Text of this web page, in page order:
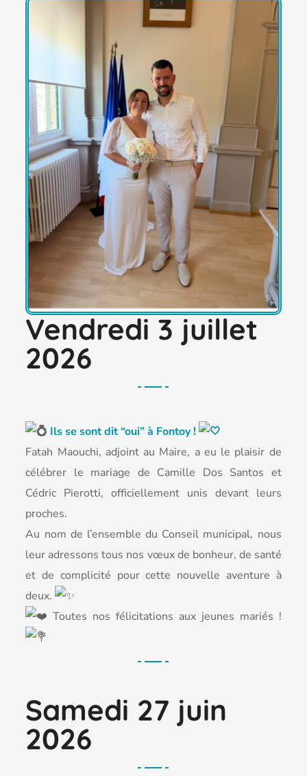
Vendredi 3 juillet
2026
Ils se sont dit “oui” à Fontoy !
Fatah Maouchi, adjoint au Maire, a eu le plaisir de
célébrer le mariage de Camille Dos Santos et
Cédric Pierotti, officiellement unis devant leurs
proches.
Au nom de l’ensemble du Conseil municipal, nous
leur adressons tous nos vœux de bonheur, de santé
et de complicité pour cette nouvelle aventure à
deux.
Toutes nos félicitations aux jeunes mariés !
Samedi 27 juin
2026